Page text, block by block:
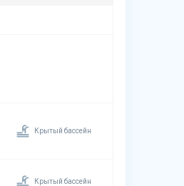
Крытый бассейн
Крытый бассейн